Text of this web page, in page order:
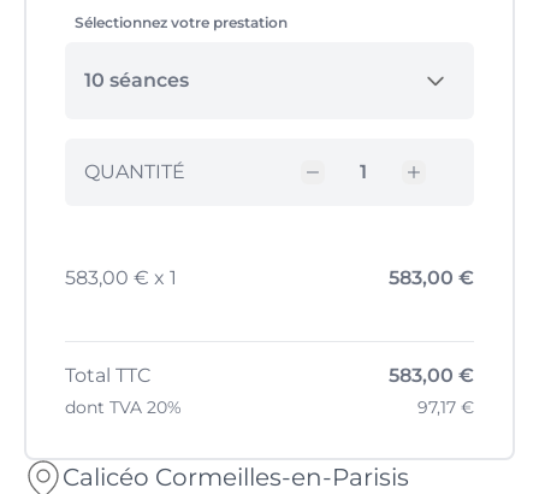
Calicéo Cormeilles-en-Parisis
Sélectionnez votre prestation
10 séances
QUANTITÉ
583,00 € x 1 583,00 €
Total TTC 583,00 €
dont TVA 20% 97,17 €